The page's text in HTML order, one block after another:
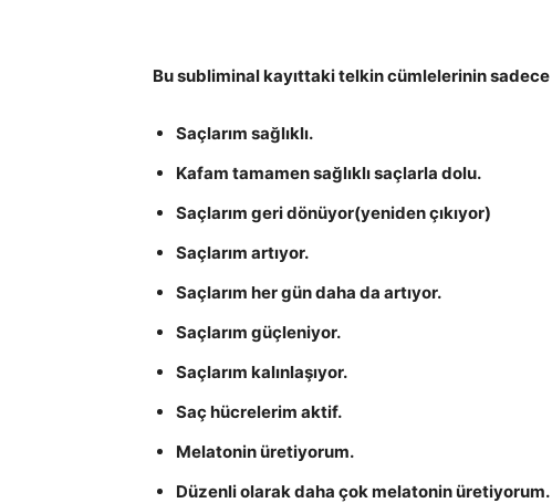
Bu subliminal kayıttaki telkin cümlelerinin
Saçlarım sağlıklı.
Kafam tamamen sağlıklı saçlarla dolu.
Saçlarım geri dönüyor(yeniden çıkıyor)
Saçlarım artıyor.
Saçlarım her gün daha da artıyor.
Saçlarım güçleniyor.
Saçlarım kalınlaşıyor.
Saç hücrelerim aktif.
Melatonin üretiyorum.
Düzenli olarak daha çok melatonin üretiyorum.